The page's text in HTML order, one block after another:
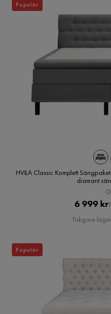
HVILA Classic Komplett
diamant
6 999 kr
Tidigare
Populär
Populär